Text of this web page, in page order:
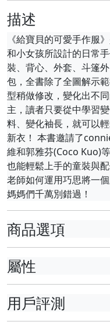
描述
《給寶貝的可愛手作服
和小女孩所設計的日常
裝、背心、外套、斗篷
包，全書除了全圖解示
型稍做修改，變化出不
主，讀者只要從中學習
料、變化袖長，就可以
新衣！ 本書邀請了
維和郭雅芬(Coco Kuo)
也能輕鬆上手的童裝與
老師如何運用巧思將一
媽媽們千萬別錯過！
商品選項
屬性
用戶評測